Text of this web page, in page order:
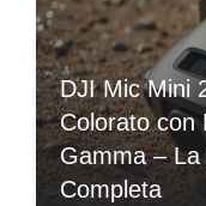
DJI Mic Mini
Colorato con
Gamma –
Completa